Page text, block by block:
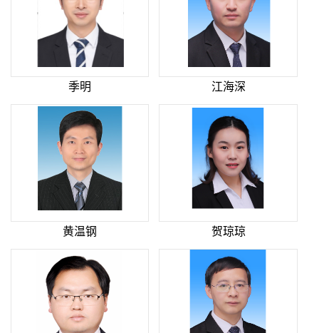
季明 江海深
黄温钢 贺琼琼